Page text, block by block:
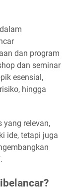
dan program
dan seminar
esensial,
hingga
yang relevan,
ide, tetapi juga